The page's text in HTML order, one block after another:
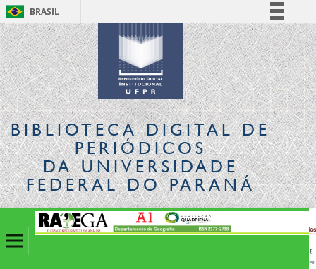
BRASIL
Simplifique!
Comunica BR
Participe
Acesso à informação
Legislação
Canais
BIBLIOTECA DIGITALDE
PERIÓDICOS
DA UNIVERSIDADE
FEDERAL DO PARANÁ